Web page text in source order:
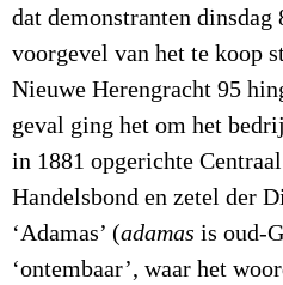
dat demonstranten dinsdag
voorgevel van het te koop
Nieuwe Herengracht 95
geval ging het om het
in 1881 opgerichte
Handelsbond en zetel der
‘Adamas’ (adamas is oud-
‘ontembaar’, waar het